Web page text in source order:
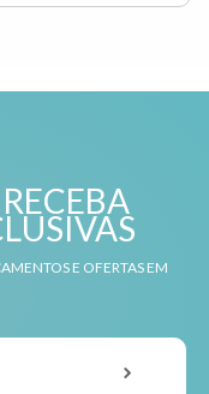
E OFERTAS EM